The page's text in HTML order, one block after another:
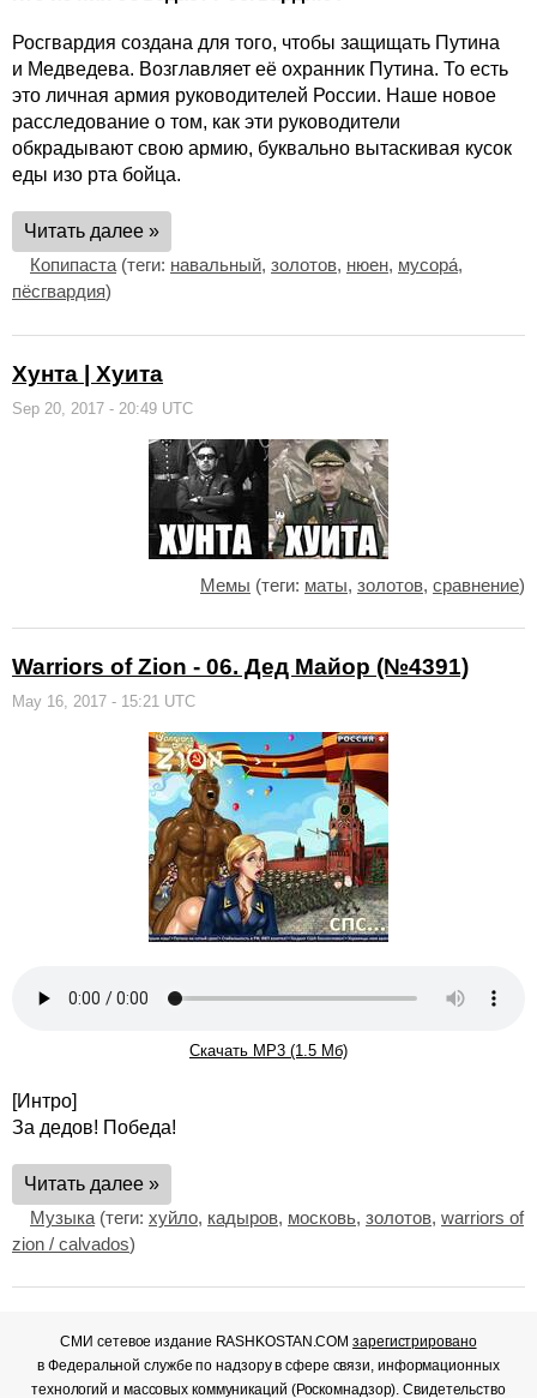
Росгвардия создана для того, чтобы защищать Путина
и Медведева. Возглавляет её охранник Путина. То есть
это личная армия руководителей России. Наше новое
расследование о том, как эти руководители
обкрадывают свою армию, буквально вытаскивая кусок
еды изо рта бойца.
Читать далее »
Копипаста (теги: навальный, золотов, нюен, мусора́,
пёсгвардия)
Хунта | Хуита
Sep 20, 2017 - 20:49 UTC
Мемы (теги: маты, золотов, сравнение)
Warriors of Zion - 06. Дед Майор (№4391)
May 16, 2017 - 15:21 UTC
Скачать MP3 (1.5 Мб)
[Интро]
За дедов! Победа!
Читать далее »
Музыка (теги: хуйло, кадыров, московь, золотов, warriors of
zion / calvados)
СМИ сетевое издание RASHKOSTAN.COMзарегистрировано
в Федеральной службе по надзору в сфере связи, информационных
технологий и массовых коммуникаций (Роскомнадзор). Свидетельство